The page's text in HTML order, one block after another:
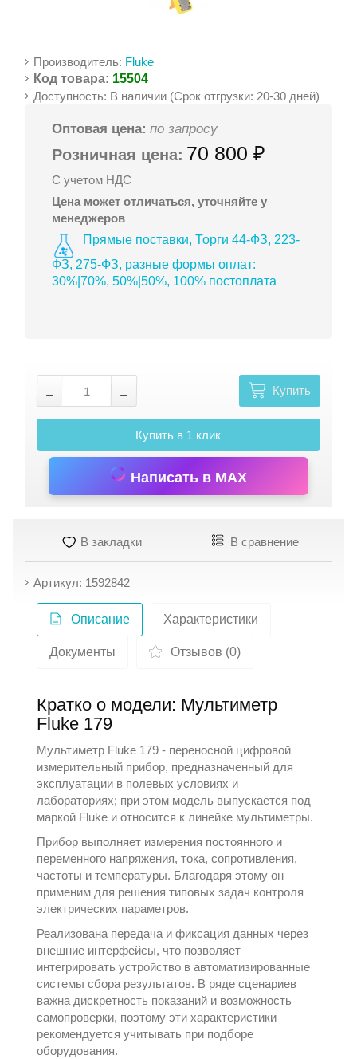
Производитель: Fluke
Код товара: 15504
Доступность: В наличии (Срок отгрузки: 20-30 дней)
Оптовая цена: по запросу
Розничная цена: 70 800 ₽
С учетом НДС
Цена может отличаться, уточняйте у
менеджеров
Прямые поставки, Торги 44-ФЗ, 223-
ФЗ, 275-ФЗ, разные формы оплат:
30%|70%, 50%|50%, 100% постоплата
Купить
Купить в 1 клик
Написать в MAX
В закладки В сравнение
Артикул: 1592842
Описание Характеристики
Документы Отзывов (0)
Кратко о модели: Мультиметр
Fluke 179
Мультиметр Fluke 179 - переносной цифровой
измерительный прибор, предназначенный для
эксплуатации в полевых условиях и
лабораториях; при этом модель выпускается под
маркой Fluke и относится к линейке мультиметры.
Прибор выполняет измерения постоянного и
переменного напряжения, тока, сопротивления,
частоты и температуры. Благодаря этому он
применим для решения типовых задач контроля
электрических параметров.
Реализована передача и фиксация данных через
внешние интерфейсы, что позволяет
интегрировать устройство в автоматизированные
системы сбора результатов. В ряде сценариев
важна дискретность показаний и возможность
самопроверки, поэтому эти характеристики
рекомендуется учитывать при подборе
оборудования.